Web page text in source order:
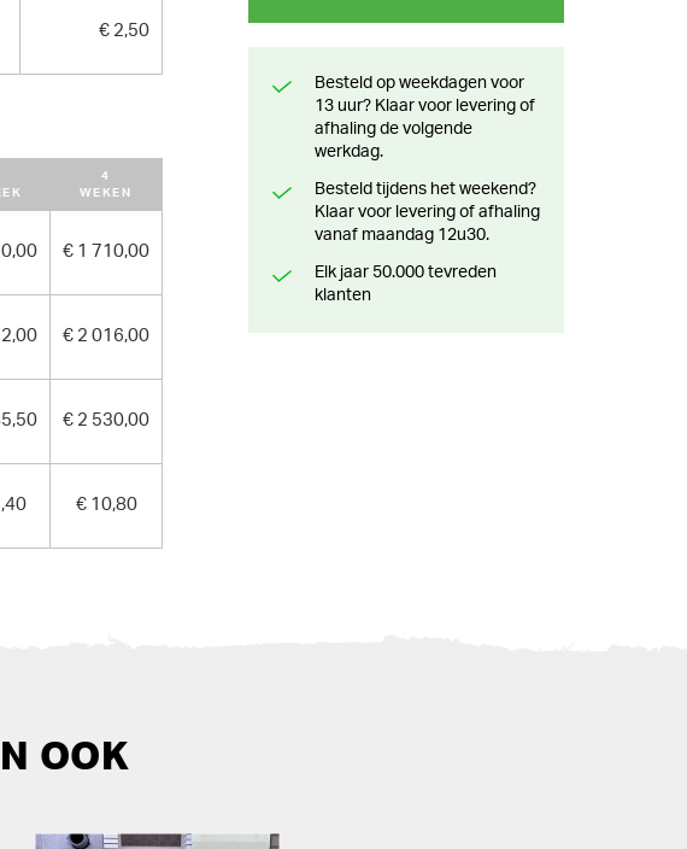
€ 2,50
4
WEKEN
€ 1 710,00
€ 2 016,00
€ 2 530,00
€ 10,80
Besteld op weekdagen voor
13 uur? Klaar voor levering of
afhaling de volgende
werkdag.
Besteld tijdens het weekend?
Klaar voor levering of afhaling
vanaf maandag 12u30.
Elk jaar 50.000 tevreden
klanten
OOK